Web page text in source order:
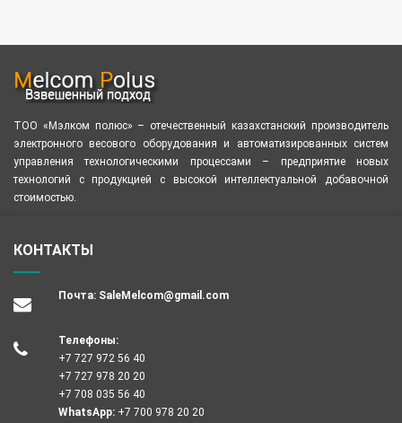
ТОО «Мэлком полюс» – отечественный казахстанский производитель
электронного весового оборудования и автоматизированных систем
управления технологическими процессами – предприятие новых
технологий с продукцией с высокой интеллектуальной добавочной
стоимостью.
КОНТАКТЫ
Почта: SaleMelcom@gmail.com
Телефоны:
+7 727 972 56 40
+7 727 978 20 20
+7 708 035 56 40
WhatsApp: +7 700 978 20 20